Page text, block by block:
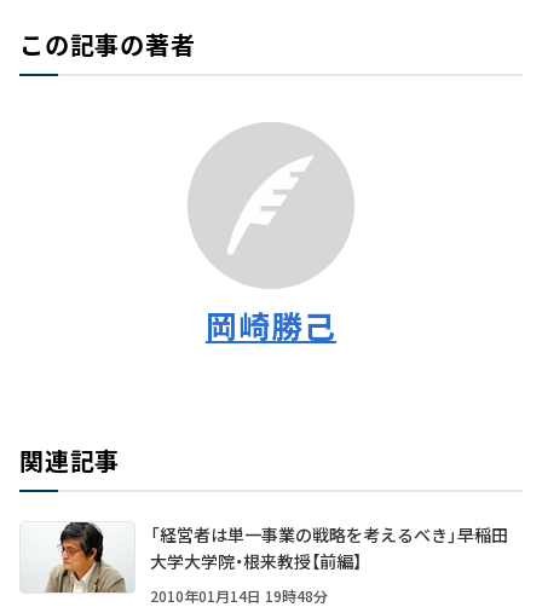
この記事の著者
岡崎勝己
関連記事
「経営者は単一事業の戦略を考えるべき」――早稲田
大学大学院・根来教授【前編】
2010年01月14日 19時48分